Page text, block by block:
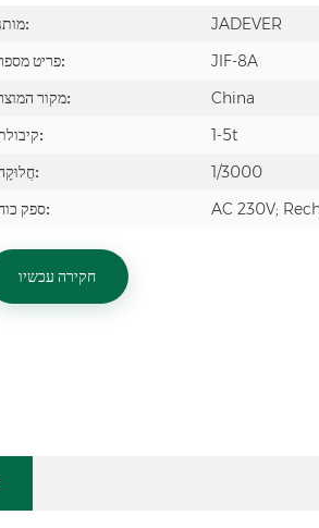
מותג:
JADEVER
פריט מספר:
JIF-8A
מקור המוצר:
China
קיבולת:
1-5t
חֲלוּקָה:
1/3000
ספק כוח:
AC 230V;
חקירה עכשיו